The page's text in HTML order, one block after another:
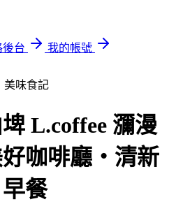
後台
我的帳號
美味食記
埤 L.coffee 瀰漫
好咖啡廳‧清新
餐